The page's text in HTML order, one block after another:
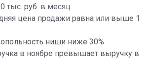
тыс. руб. в месяц.
цена продажи равна или выше 1
ниши ниже 30%.
в ноябре превышает выручку в